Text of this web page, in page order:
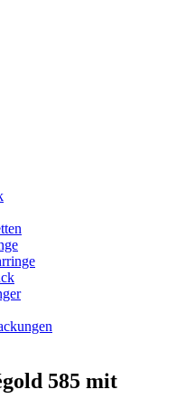
585 mit